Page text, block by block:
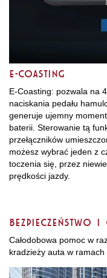
E-COASTING
E-Coasting: pozwala na
naciskania pedału
generuje ujemny
baterii. Sterowanie tą
przełączników
możesz wybrać jeden z
toczenia się, przez
prędkości jazdy.
Bezpieczeństwo
Całodobowa pomoc w
kradzieży auta w ramach